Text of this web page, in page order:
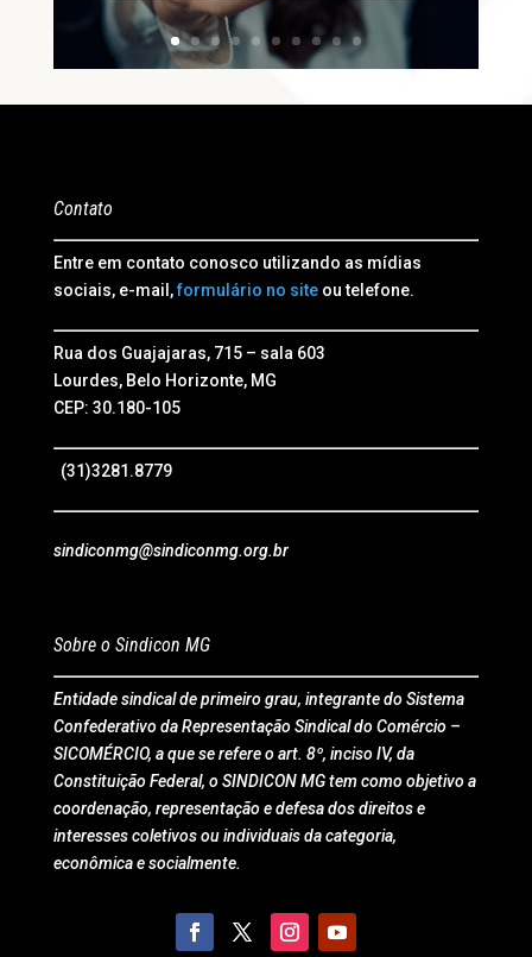
Contato
Entre em contato conosco utilizando as mídias
sociais, e-mail,formulário no siteou telefone.
Rua dos Guajajaras, 715 – sala 603
Lourdes, Belo Horizonte, MG
CEP: 30.180-105
(31)3281.8779
sindiconmg@sindiconmg.org.br
Sobre o Sindicon MG
Entidade sindical de primeiro grau, integrante do Sistema
Confederativo da Representação Sindical do Comércio –
SICOMÉRCIO, a que se refere o art. 8º, inciso IV, da
Constituição Federal, o SINDICON MG tem como objetivo a
coordenação, representação e defesa dos direitos e
interesses coletivos ou individuais da categoria,
econômica e socialmente.